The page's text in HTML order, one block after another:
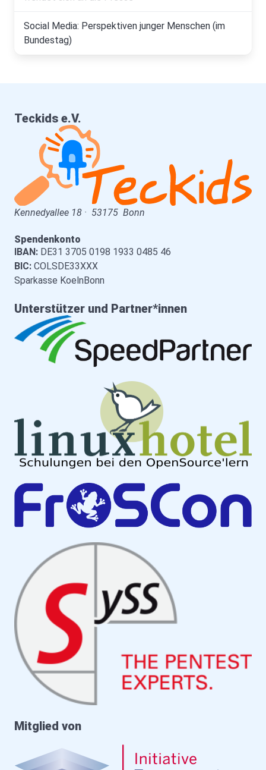
Social Media: Perspektiven junger Menschen (im
Bundestag)
Teckids e.V.
Kennedyallee 18 · 53175 Bonn
Spendenkonto
IBAN: DE31 3705 0198 1933 0485 46
BIC: COLSDE33XXX
Sparkasse KoelnBonn
Unterstützer und Partner*innen
Mitglied von